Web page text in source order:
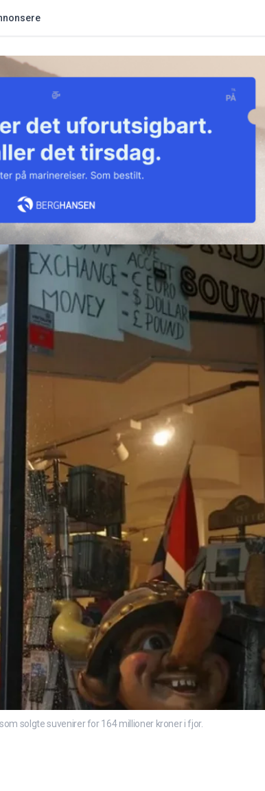
solgte suvenirer for 164 millioner kroner i fjor.